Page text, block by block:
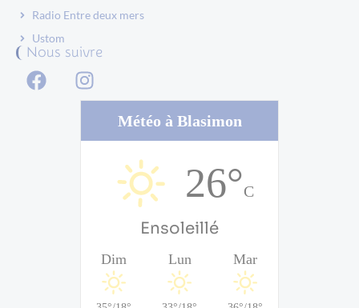
Radio Entre deux mers
Ustom
Nous suivre
Météo à Blasimon
26°C
Ensoleillé
Dim Lun Mar